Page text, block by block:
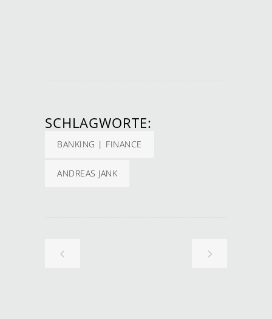
SCHLAGWORTE:
BANKING | FINANCE
ANDREAS JANK